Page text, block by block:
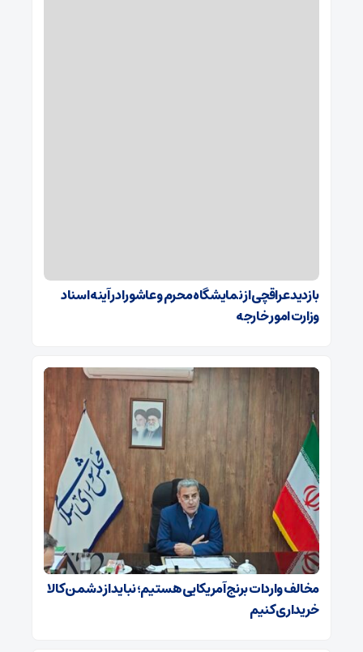
بازدید عراقچی از نمایشگاه محرم و عاشورا در آینه اسناد
وزارت امور خارجه
مخالف واردات برنج آمریکایی هستیم؛ نباید از دشمن کالا
خریداری کنیم